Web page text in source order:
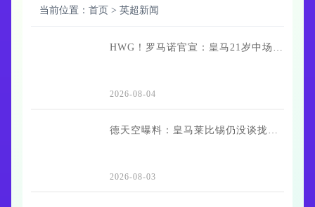
当前位置： 首页 > 英超新闻
HWG！罗马诺官宣：皇马21岁中场帕拉西奥斯转投富勒姆，转会费1000万欧元
2026-08-04
德天空曝料：皇马莱比锡仍没谈拢迪奥曼德转会，就盼本周敲定
2026-08-03